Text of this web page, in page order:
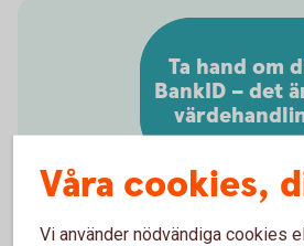
Ta hand om
BankID – det
Våra cookies,
Vi använder nödvändiga cookies